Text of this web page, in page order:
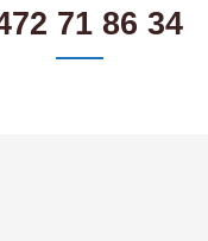
71 86 34